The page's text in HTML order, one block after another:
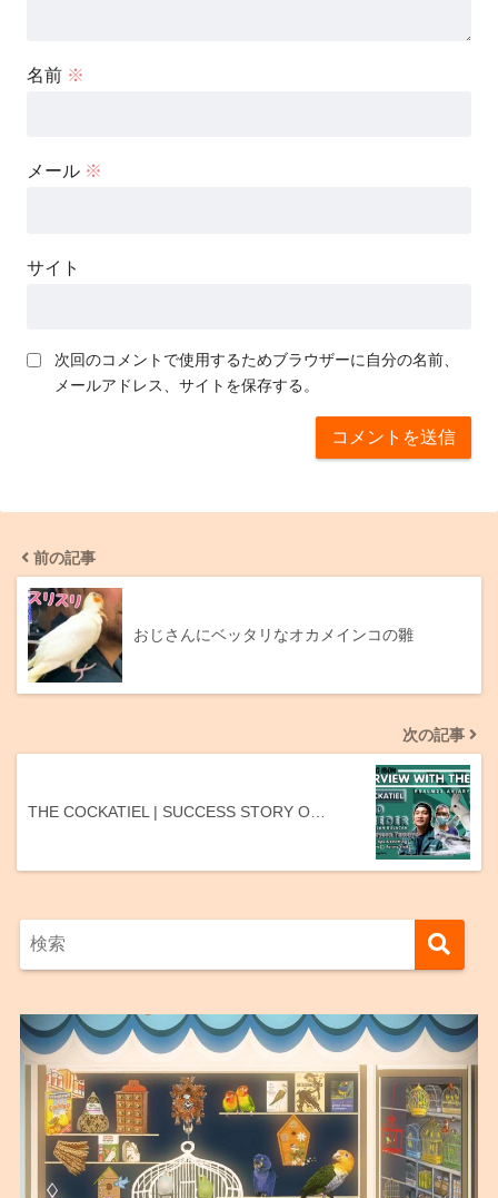
名前 ※
メール ※
サイト
次回のコメントで使用するためブラウザーに自分の名前、
メールアドレス、サイトを保存する。
前の記事
おじさんにベッタリなオカメインコの雛
次の記事
THE COCKATIEL | SUCCESS STORY O…